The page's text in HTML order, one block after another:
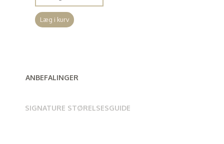
Læg i kurv
ANBEFALINGER
SIGNATURE STØRELSESGUIDE